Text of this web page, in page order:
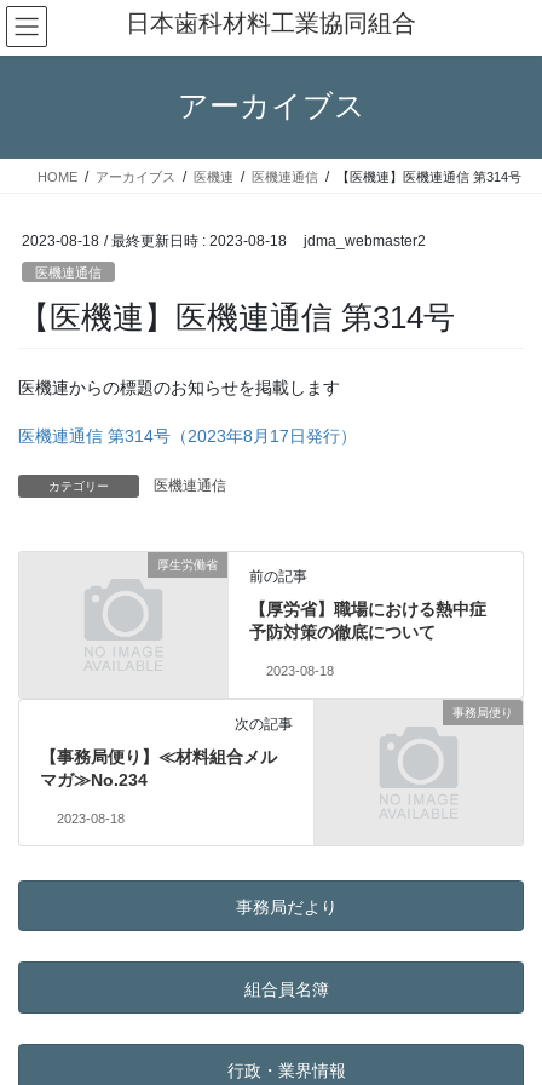
コ
ン
テ
ス
ナ
ビ
ゲ
ン
日本歯科材料工業協同組合
アーカイブス
HOME アーカイブス 医機連 医機連通信 【医機連】医機連通信 第314号
2023-08-18 / 最終更新日時 : 2023-08-18 jdma_webmaster2
医機連通信
【医機連】医機連通信 第314号
医機連からの標題のお知らせを掲載します
医機連通信 第314号（2023年8月17日発行）
カテゴリー 医機連通信
厚生労働省
前の記事
【厚労省】職場における熱中症
予防対策の徹底について
2023-08-18
事務局便り
次の記事
【事務局便り】≪材料組合メル
マガ≫No.234
2023-08-18
事務局だより
組合員名簿
行政・業界情報